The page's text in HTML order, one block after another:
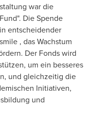
war die
Die Spende
entscheidender
, das Wachstum
Der Fonds wird
um ein besseres
und gleichzeitig die
Initiativen,
und